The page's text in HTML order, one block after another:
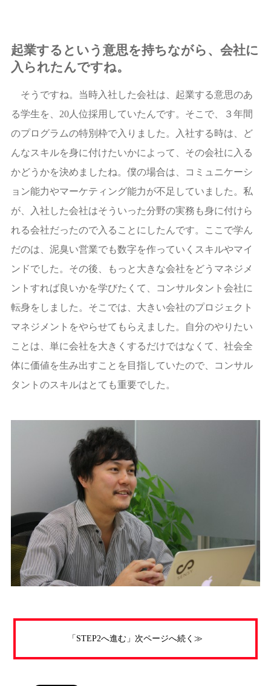
起業するという意思を持ちながら、会社に
入られたんですね。
そうですね。当時入社した会社は、起業する意思のあ
る学生を、20人位採用していたんです。そこで、３年間
のプログラムの特別枠で入りました。入社する時は、ど
んなスキルを身に付けたいかによって、その会社に入る
かどうかを決めましたね。僕の場合は、コミュニケーシ
ョン能力やマーケティング能力が不足していました。私
が、入社した会社はそういった分野の実務も身に付けら
れる会社だったので入ることにしたんです。ここで学ん
だのは、泥臭い営業でも数字を作っていくスキルやマイ
ンドでした。その後、もっと大きな会社をどうマネジメ
ントすれば良いかを学びたくて、コンサルタント会社に
転身をしました。そこでは、大きい会社のプロジェクト
マネジメントをやらせてもらえました。自分のやりたい
ことは、単に会社を大きくするだけではなくて、社会全
体に価値を生み出すことを目指していたので、コンサル
タントのスキルはとても重要でした。
「STEP2へ進む」次ページへ続く≫